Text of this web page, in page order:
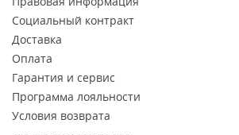
Социальный контракт
Доставка
Оплата
Гарантия и сервис
Программа лояльности
Условия возврата